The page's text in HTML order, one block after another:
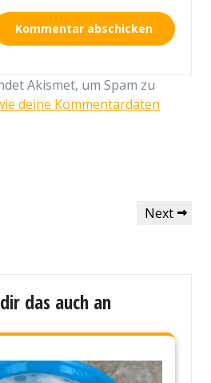
Akismet, um Spam zu
deine Kommentardaten
Next
Next
das auch an